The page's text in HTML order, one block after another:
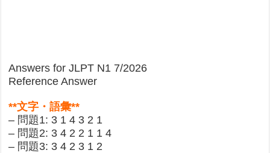
Answers for JLPT N1 7/2026
Reference Answer
**文字・語彙**
– 問題1: 3 1 4 3 2 1
– 問題2: 3 4 2 2 1 1 4
– 問題3: 3 4 2 3 1 2